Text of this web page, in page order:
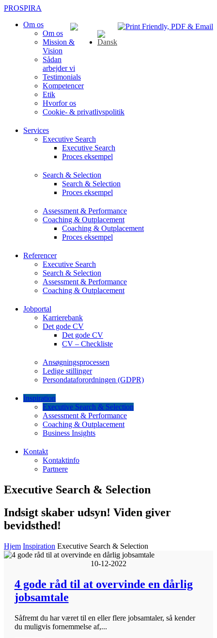
PROSPIRA
Om os
Om os
Mission &
Vision
Sådan
arbejder vi
Testimonials
Kompetencer
Etik
Hvorfor os
Cookie- & privatlivspolitik
Services
Executive Search
Executive Search
Proces eksempel
Search & Selection
Search & Selection
Proces eksempel
Assessment & Performance
Coaching & Outplacement
Coaching & Outplacement
Proces eksempel
Referencer
Executive Search
Search & Selection
Assessment & Performance
Coaching & Outplacement
Jobportal
Karrierebank
Det gode CV
Det gode CV
CV – Checkliste
Ansøgningsprocessen
Ledige stillinger
Persondataforordningen (GDPR)
Inspiration
Executive Search & Selection
Assessment & Performance
Coaching & Outplacement
Business Insights
Kontakt
Kontaktinfo
Partnere
Executive Search & Selection
Indsigt skaber udsyn! Viden giver
bevidsthed!
Hjem Inspiration Executive Search & Selection
10-12-2022
4 gode råd til at overvinde en dårlig
jobsamtale
Såfremt du har været til en eller flere jobsamtaler, så kender
du muligvis fornemmelse af,...